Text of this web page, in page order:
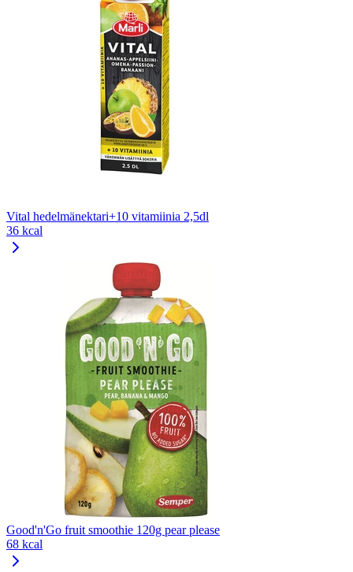
Vital hedelmänektari+10 vitamiinia 2,5dl
36 kcal
Good'n'Go fruit smoothie 120g pear please
68 kcal